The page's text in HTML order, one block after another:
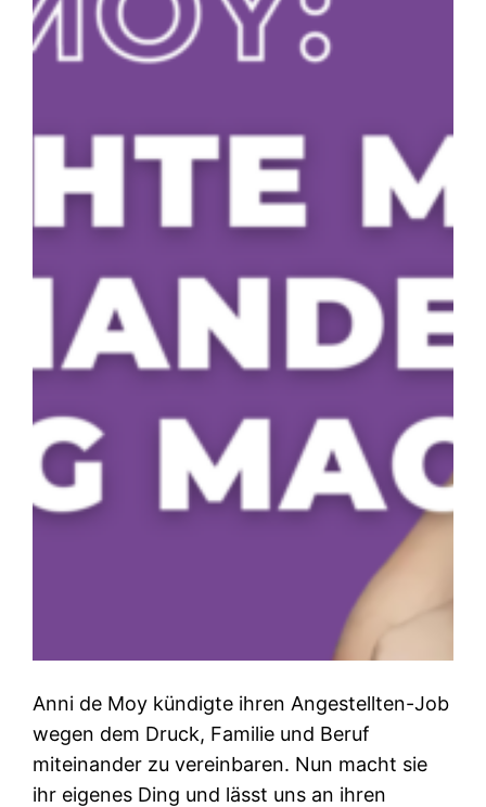
Anni de Moy kündigte ihren Angestellten-Job
wegen dem Druck, Familie und Beruf
miteinander zu vereinbaren. Nun macht sie
ihr eigenes Ding und lässt uns an ihren